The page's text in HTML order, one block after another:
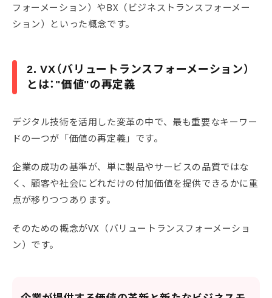
フォーメーション）やBX（ビジネストランスフォーメー
ション）といった概念です。
2. VX（バリュートランスフォーメーション）
とは："価値"の再定義
デジタル技術を活用した変革の中で、最も重要なキーワー
ドの一つが「価値の再定義」です。
企業の成功の基準が、単に製品やサービスの品質ではな
く、顧客や社会にどれだけの付加価値を提供できるかに重
点が移りつつあります。
そのための概念がVX（バリュートランスフォーメーショ
ン）です。